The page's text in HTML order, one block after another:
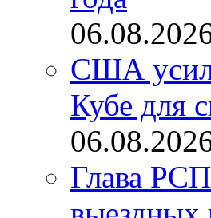
США
Кубе для
Глава